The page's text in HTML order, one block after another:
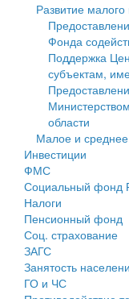
Культура
Образование
Здравоохранение
Социальная защита
Фотоальбом
Открытые данные
Работа с
Муниципальный
Муниципальные
Проекты
Антимонопольный
Противодействие
объектов
Имущественная
среднего
Информационная
среднего
Муниципальные
Контрольно-
Персональные
Оценка
Развитие
Фонда
Поддержка
субъектам,
области
Малое и
Инвестиции
ФМС
Социальный фонд
Налоги
Пенсионный фонд
Соц. страхование
ЗАГС
Занятость
ГО и ЧС